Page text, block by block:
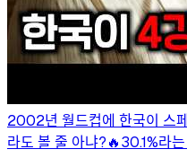
2002년 월드컵에 한국이 스
라도 볼 줄 아냐?🔥30.1%라